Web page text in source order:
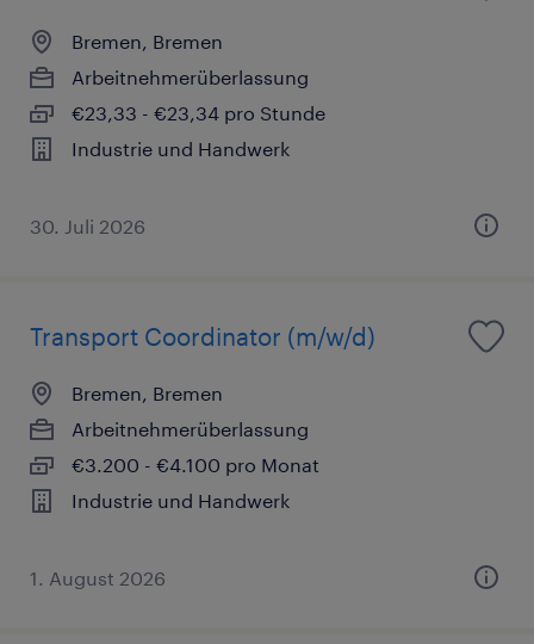
Bremen, Bremen
Arbeitnehmerüberlassung
€23,33 - €23,34 pro Stunde
Industrie und Handwerk
30. Juli 2026
Transport Coordinator (m/w/d)
Bremen, Bremen
Arbeitnehmerüberlassung
€3.200 - €4.100 pro Monat
Industrie und Handwerk
1. August 2026